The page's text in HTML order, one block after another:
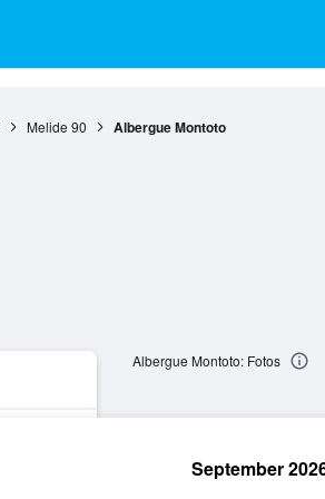
Melide 90 Albergue Montoto
Albergue Montoto: Fotos
September